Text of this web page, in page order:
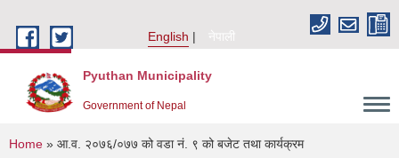
English
नेपाली
Pyuthan Municipality
Government of Nepal
You are here
Home » आ.व. २०७६/०७७ को वडा नं. ९ को बजेट तथा कार्यक्रम